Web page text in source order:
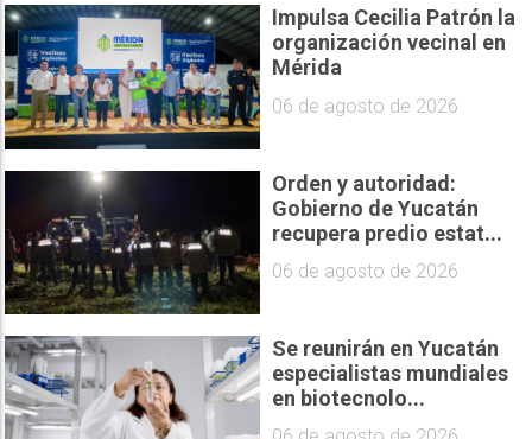
Impulsa Cecilia Patrón la
organización vecinal en
Mérida
06 de agosto de 2026
Orden y autoridad:
Gobierno de Yucatán
recupera predio estat...
06 de agosto de 2026
Se reunirán en Yucatán
especialistas mundiales
en biotecnolo...